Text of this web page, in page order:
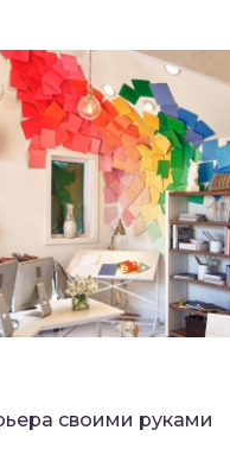
своими руками